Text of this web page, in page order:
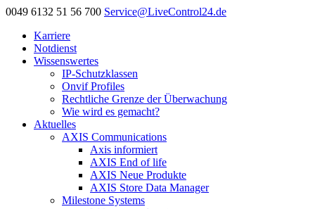
0049 6132 51 56 700 Service@LiveControl24.de
Karriere
Notdienst
Wissenswertes
IP-Schutzklassen
Onvif Profiles
Rechtliche Grenze der Überwachung
Wie wird es gemacht?
Aktuelles
AXIS Communications
Axis informiert
AXIS End of life
AXIS Neue Produkte
AXIS Store Data Manager
Milestone Systems